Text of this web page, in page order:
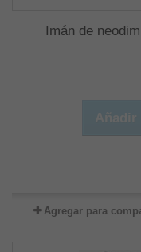
Imán de
Agregar para